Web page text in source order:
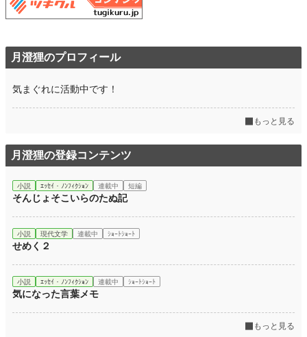
月澄狸のプロフィール
気まぐれに活動中です！
もっと見る
月澄狸の登録コンテンツ
小説 ｴｯｾｲ・ﾉﾝﾌｨｸｼｮﾝ 連載中 短編
そんじょそこいらのたぬ記
小説 現代文学 連載中 ｼｮｰﾄｼｮｰﾄ
せめく２
小説 ｴｯｾｲ・ﾉﾝﾌｨｸｼｮﾝ 連載中 ｼｮｰﾄｼｮｰﾄ
気になった言葉メモ
もっと見る